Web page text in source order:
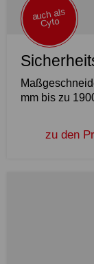
auch als
Cyto
mm bis zu
zu den